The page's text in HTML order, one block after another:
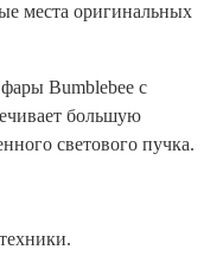
места оригинальных
Bumblebee с
большую
светового пучка.